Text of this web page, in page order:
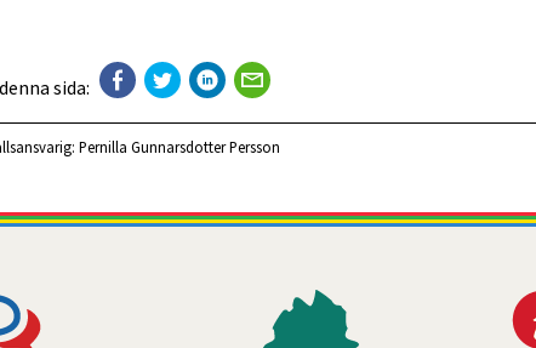
sida:
Pernilla Gunnarsdotter Persson